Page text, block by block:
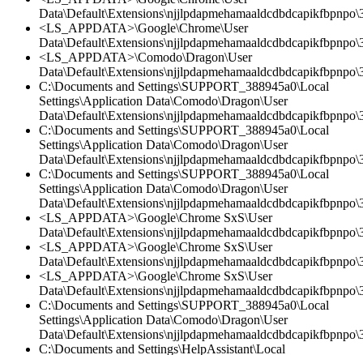
<LS_APPDATA>\Google\Chrome\User
<LS_APPDATA>\Comodo\Dragon\User
C:\Documents and Settings\SUPPORT_388945a0\Local
Settings\Application Data\Comodo\Dragon\User
C:\Documents and Settings\SUPPORT_388945a0\Local
Settings\Application Data\Comodo\Dragon\User
C:\Documents and Settings\SUPPORT_388945a0\Local
Settings\Application Data\Comodo\Dragon\User
<LS_APPDATA>\Google\Chrome SxS\User
<LS_APPDATA>\Google\Chrome SxS\User
<LS_APPDATA>\Google\Chrome SxS\User
C:\Documents and Settings\SUPPORT_388945a0\Local
Settings\Application Data\Comodo\Dragon\User
C:\Documents and Settings\HelpAssistant\Local